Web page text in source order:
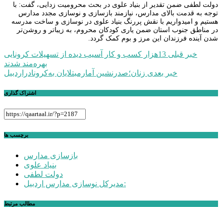
دولت لطفی ضمن تقدیر از بنیاد علوی در بحث محرومیت زدایی، گفت: با
توجه به قدمت بالای مدارس، ‌نیازمند بازسازی و نوسازی مجدد مدارس
هستیم و امیدواریم با نقش پررنگ بنیاد علوی در نوسازی و ساخت مدرسه
در مناطق جنوب استان ضمن یاری کودکان محروم، به زیباتر و روشن‌تر
شدن آینده فرزندان این مرز و بوم کمک گردد.
راهبری
نوشته
خبر قبلی
13هزار کسب و کار آسیب دیده از تسهیلات کرونایی
بهره‌مند شدند
خبر بعدی زنان؛صدرنشین آمارمبتلایان به‌کرونادراردبیل
اشتراک گذاری
برچسب ها
بازسازی مدارس
بنیاد علوی
دولت لطفی
مدیرکل نوسازی مدارس اردبیل:
مطالب مرتبط